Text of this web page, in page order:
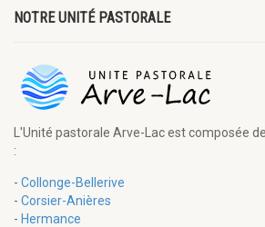
NOTRE UNITÉ PASTORALE
L'Unité pastorale Arve-Lac est composée
:
- Collonge-Bellerive
- Corsier-Anières
- Hermance